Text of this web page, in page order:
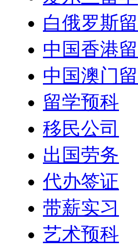
白俄罗斯
中国香港
中国澳门
留学预科
移民公司
出国劳务
代办签证
带薪实习
艺术预科